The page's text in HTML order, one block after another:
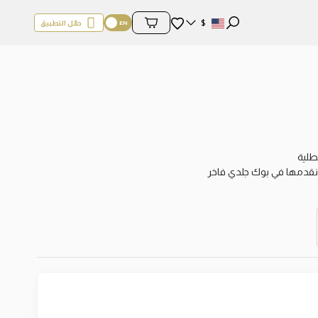
$ المفضلة
محتويات السلة
حمّل التطبيق
في بوك جلدي فاخر